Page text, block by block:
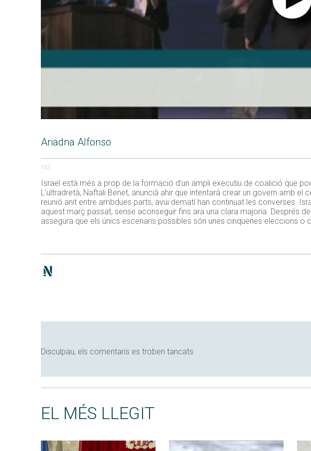
Ariadna Alfonso
153
Israel està més a prop de la formació d’un ampli executiu de coalició que
L’ultradretà, Naftali Benet, anuncià ahir que intentarà crear un govern amb el
reunió anit entre ambdues parts, avui dematí han continuat les converses.
aquest març passat, sense aconseguir fins ara una clara majoria. Després
assegura que els únics escenaris possibles són unes cinquenes eleccions o
Disculpau, els comentaris es troben tancats
EL MÉS LLEGIT